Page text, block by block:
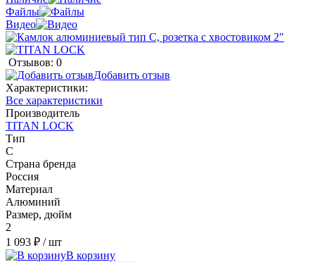
Файлы
Видео
Отзывов: 0
Добавить отзыв
Характеристики:
Все характеристики
Производитель
TITAN LOCK
Тип
C
Страна бренда
Россия
Материал
Алюминий
Размер, дюйм
2
1 093 ₽ / шт
В корзину